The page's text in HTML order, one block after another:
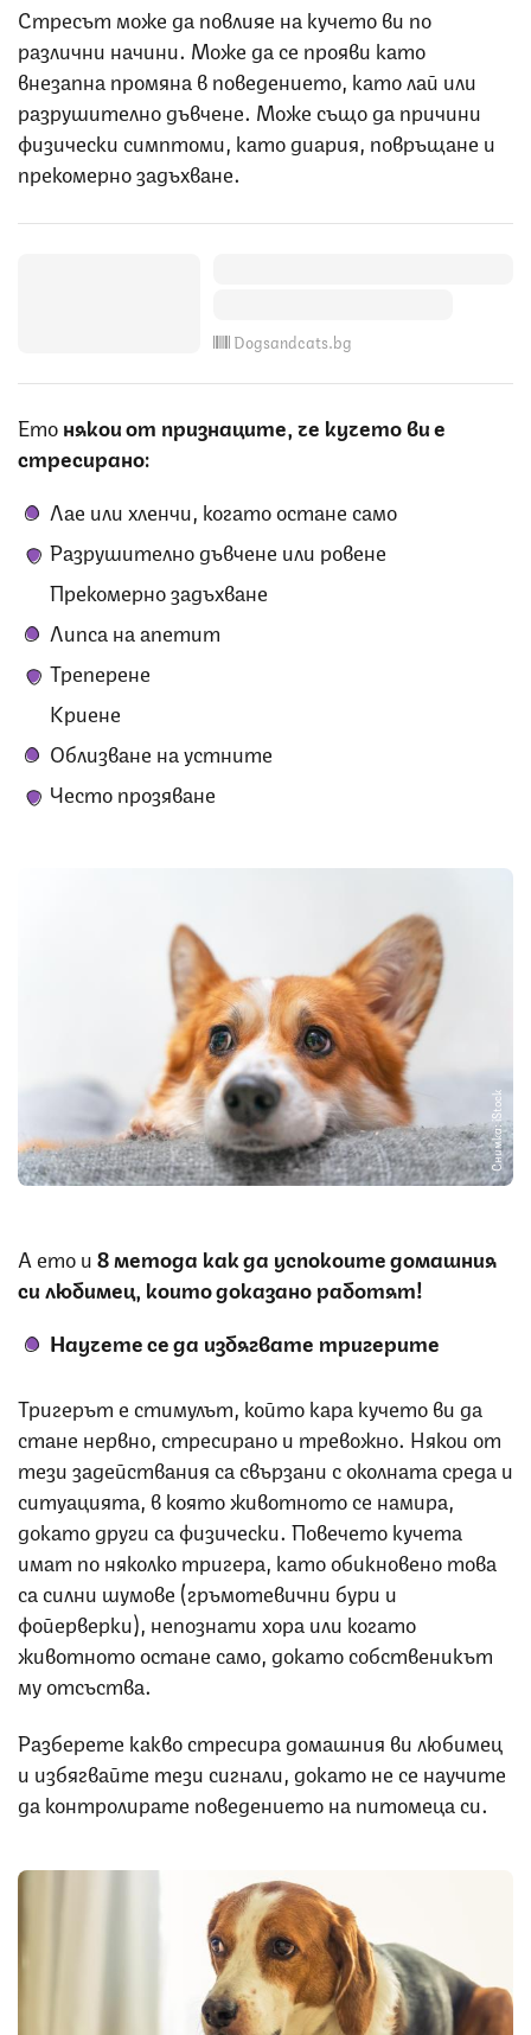
Стресът може да повлияе на кучето ви по
различни начини. Може да се прояви като
внезапна промяна в поведението, като лай или
разрушително дъвчене. Може също да причини
физически симптоми, като диария, повръщане и
прекомерно задъхване.
Dogsandcats.bg
Етонякои от признаците, че кучето ви е
стресирано:
Лае или хленчи, когато остане само
Разрушително дъвчене или ровене
Прекомерно задъхване
Липса на апетит
Треперене
Криене
Облизване на устните
Често прозяване
Снимка: iStock
А ето и8 метода как да успокоите домашния
си любимец, които доказано работят!
Научете се да избягвате тригерите
Тригерът е стимулът, който кара кучето ви да
стане нервно, стресирано и тревожно. Някои от
тези задействания са свързани с околната среда и
ситуацията, в която животното се намира,
докато други са физически. Повечето кучета
имат по няколко тригера, като обикновено това
са силни шумове (гръмотевични бури и
фойерверки), непознати хора или когато
животното остане само, докато собственикът
му отсъства.
Разберете какво стресира домашния ви любимец
и избягвайте тези сигнали, докато не се научите
да контролирате поведението на питомеца си.